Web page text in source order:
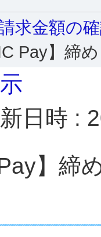
求金額の
Pay】締
日時 :
】締